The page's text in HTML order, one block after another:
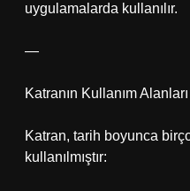
uygulamalarda kullanılır.
—
Katranın Kullanım Alanları
Katran, tarih boyunca
kullanılmıştır: